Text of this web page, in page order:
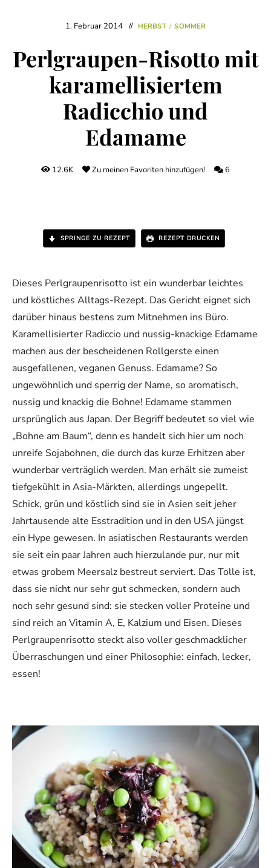
1. Februar 2014 HERBST / SOMMER
Perlgraupen-Risotto mit
karamellisiertem
Radicchio und
Edamame
12.6K Zu meinen Favoriten hinzufügen! 6
SPRINGE ZU REZEPT REZEPT DRUCKEN
Dieses Perlgraupenrisotto ist ein wunderbar leichtes
und köstliches Alltags-Rezept. Das Gericht eignet sich
darüber hinaus bestens zum Mitnehmen ins Büro.
Karamellisierter Radiccio und nussig-knackige Edamame
machen aus der bescheidenen Rollgerste einen
ausgefallenen, veganen Genuss. Edamame? So
ungewöhnlich und sperrig der Name, so aromatisch,
nussig und knackig die Bohne! Edamame stammen
ursprünglich aus Japan. Der Begriff bedeutet so viel wie
„Bohne am Baum“, denn es handelt sich hier um noch
unreife Sojabohnen, die durch das kurze Erhitzen aber
wunderbar verträglich werden. Man erhält sie zumeist
tiefgekühlt in Asia-Märkten, allerdings ungepellt.
Schick, grün und köstlich sind sie in Asien seit jeher
Jahrtausende alte Esstradition und in den USA jüngst
ein Hype gewesen. In asiatischen Restaurants werden
sie seit ein paar Jahren auch hierzulande pur, nur mit
etwas grobem Meersalz bestreut serviert. Das Tolle ist,
dass sie nicht nur sehr gut schmecken, sondern auch
noch sehr gesund sind: sie stecken voller Proteine und
sind reich an Vitamin A, E, Kalzium und Eisen. Dieses
Perlgraupenrisotto steckt also voller geschmacklicher
Überraschungen und einer Philosophie: einfach, lecker,
essen!